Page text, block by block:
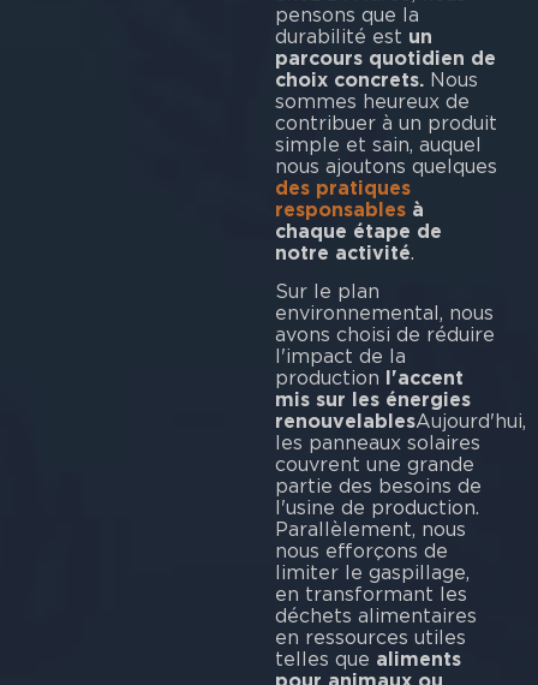
pensons que la
durabilité est un
parcours quotidien de
choix concrets.Nous
sommes heureux de
contribuer à un produit
simple et sain, auquel
nous ajoutons quelques
des pratiques
responsablesà
chaque étape de
notre activité.
Sur le plan
environnemental, nous
avons choisi de réduire
l'impact de la
production l'accent
mis sur les énergies
renouvelablesAujourd'hui,
les panneaux solaires
couvrent une grande
partie des besoins de
l'usine de production.
Parallèlement, nous
nous efforçons de
limiter le gaspillage,
en transformant les
déchets alimentaires
en ressources utiles
telles que aliments